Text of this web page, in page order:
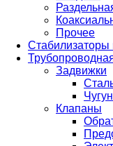
Прочее
Задвижки
Клапаны